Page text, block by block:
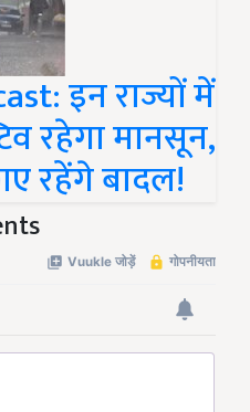
इन राज्यों में
रहेगा मानसून,
रहेंगे बादल!